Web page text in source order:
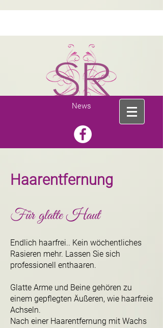
News
Haarentfernung
Für glatte Haut
Endlich haarfrei.. Kein wöchentliches
Rasieren mehr. Lassen Sie sich
professionell enthaaren.
Glatte Arme und Beine gehören zu
einem gepflegten Äußeren, wie haarfreie
Achseln.
Nach einer Haarentfernung mit Wachs